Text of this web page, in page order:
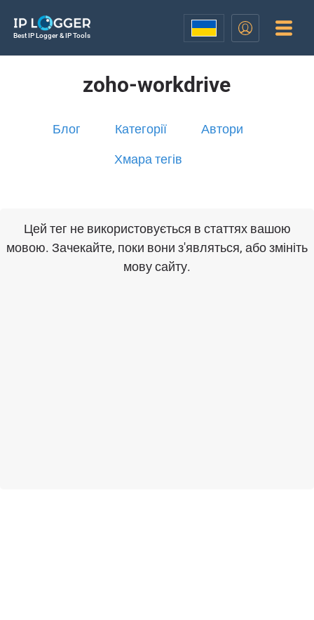
Best IP Logger & IP Tools
zoho-workdrive
Блог Категорії Автори
Хмара тегів